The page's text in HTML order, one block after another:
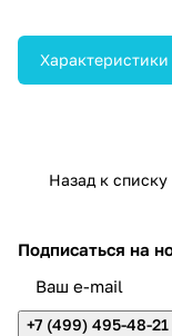
исследований.
диагностики в
клинических областях.
Характеристики
Назад к списку
Подписаться на
+7 (499) 495-48-21